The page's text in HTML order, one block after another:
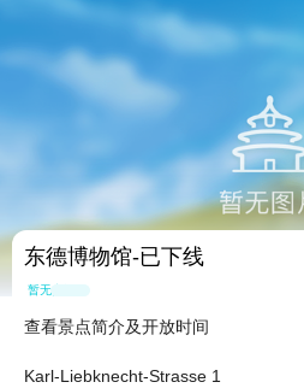
东德博物馆-已下线
暂无点评
查看景点简介及开放时间
Karl-Liebknecht-Strasse 1